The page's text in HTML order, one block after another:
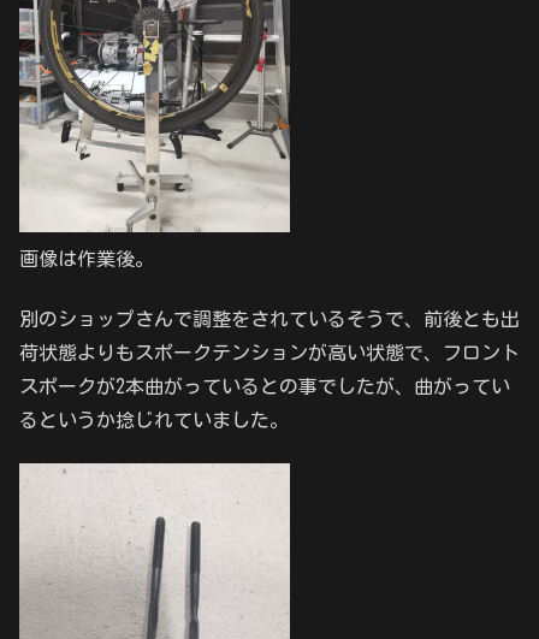
画像は作業後。
別のショップさんで調整をされているそうで、前後とも出
荷状態よりもスポークテンションが高い状態で、フロント
スポークが2本曲がっているとの事でしたが、曲がってい
るというか捻じれていました。